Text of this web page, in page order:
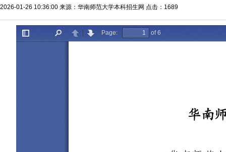
2026-01-26 10:36:00 来源：华南师范大学本科招生网 点击： 1689